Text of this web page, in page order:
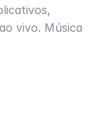
vivo. Música